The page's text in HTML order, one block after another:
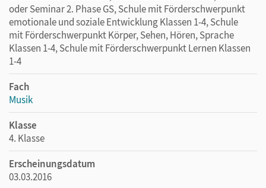
oder Seminar 2. Phase GS, Schule mit Förderschwerpunkt
emotionale und soziale Entwicklung Klassen 1-4, Schule
mit Förderschwerpunkt Körper, Sehen, Hören, Sprache
Klassen 1-4, Schule mit Förderschwerpunkt Lernen Klassen
1-4
Fach
Musik
Klasse
4. Klasse
Erscheinungsdatum
03.03.2016